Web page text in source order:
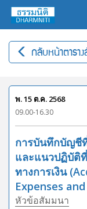
กลับหน้าตารา
พ. 15 ต.ค. 2568
09.00-16.30
การบันทึกบัญชี
และแนวปฏิบัติ
ทางการเงิน
Expenses
หัวข้อสัมมนา